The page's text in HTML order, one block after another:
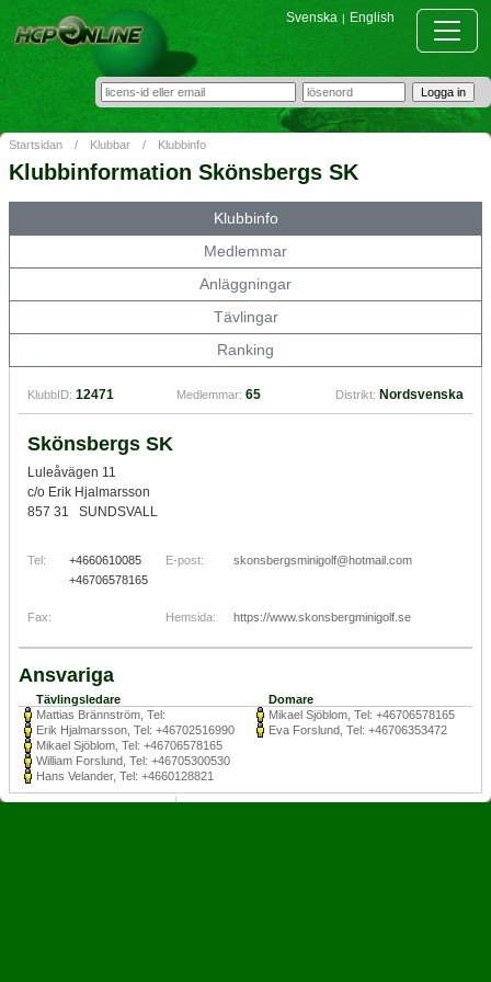
Svenska | English
Startsidan / Klubbar / Klubbinfo
Klubbinformation Skönsbergs SK
Klubbinfo
Medlemmar
Anläggningar
Tävlingar
Ranking
KlubbID: 12471 Medlemmar: 65 Distrikt: Nordsvenska
Skönsbergs SK
Luleåvägen 11
c/o Erik Hjalmarsson
857 31 SUNDSVALL
Tel:
+4660610085
+46706578165
E-post: skonsbergsminigolf@hotmail.com
Fax: Hemsida: https://www.skonsbergminigolf.se
Ansvariga
Tävlingsledare
Domare
Mattias Brännström, Tel:
Mikael Sjöblom, Tel: +46706578165
Erik Hjalmarsson, Tel: +46702516990
Eva Forslund, Tel: +46706353472
Mikael Sjöblom, Tel: +46706578165
William Forslund, Tel: +46705300530
Hans Velander, Tel: +4660128821